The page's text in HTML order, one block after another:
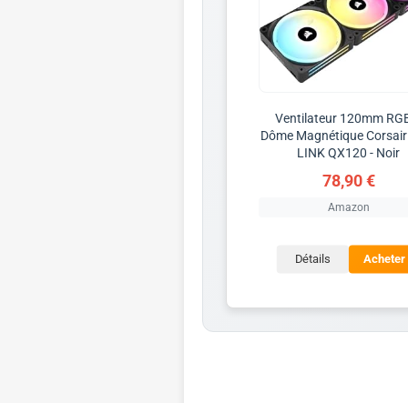
Ventilateur 120mm
Dôme Magnétique Corsair
LINK QX120 - Noir
78,90 €
Amazon
Détails Acheter